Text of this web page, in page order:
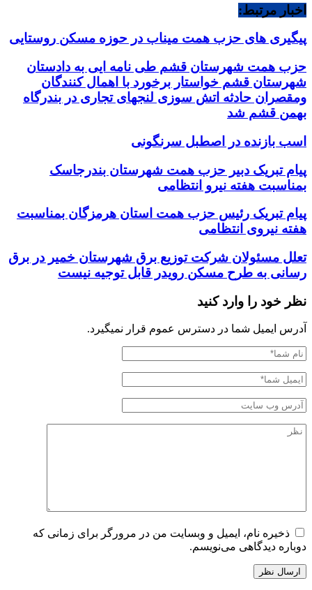
اخبار مرتبط:
پیگیری های حزب همت میناب در حوزه مسکن روستایی
حزب همت شهرستان قشم طی نامه ایی به دادستان
شهرستان قشم خواستار برخورد با اهمال کنندگان
ومقصران حادثه اتش سوزی لنجهای تجاری در بندرگاه
بهمن قشم شد
اسب بازنده در اصطبل سرنگونی
پیام تبریک دبیر حزب همت شهرستان بندرجاسک
بمناسبت هفته نیرو انتظامی
پیام تبریک رئیس حزب همت استان هرمزگان بمناسبت
هفته نیروی انتظامی
تعلل مسئولان شرکت توزیع برق شهرستان خمیر در برق
رسانی به طرح مسکن رویدر قابل توجیه نیست
نظر خود را وارد کنید
آدرس ایمیل شما در دسترس عموم قرار نمیگیرد.
ذخیره نام، ایمیل و وبسایت من در مرورگر برای زمانی که
دوباره دیدگاهی می‌نویسم.